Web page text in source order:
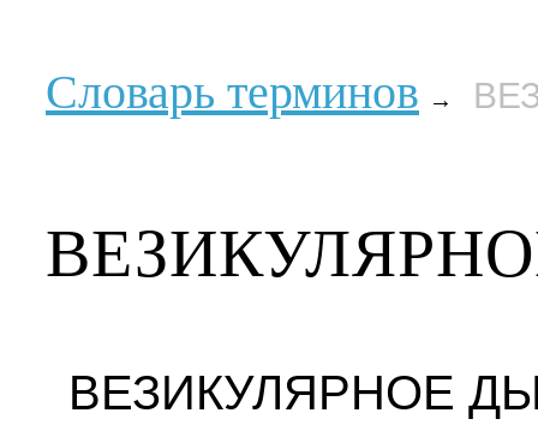
Словарь терминов →
ВЕЗИКУЛЯРНОЕ